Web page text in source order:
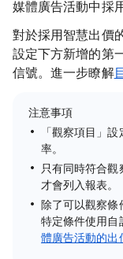
媒體廣告活動中採
對於採用智慧出價
設定下方新增的第
信號。進一步瞭解
注意事項
「觀察項目」
率。
只有同時符合觀
才會列入報表。
除了可以觀察條
特定條件使用自
體廣告活動的出